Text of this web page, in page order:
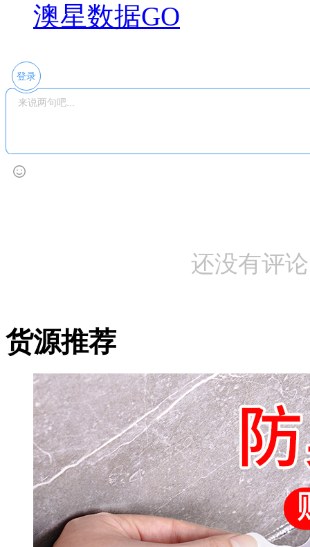
澳星数据GO
登录
还没有评
货源推荐